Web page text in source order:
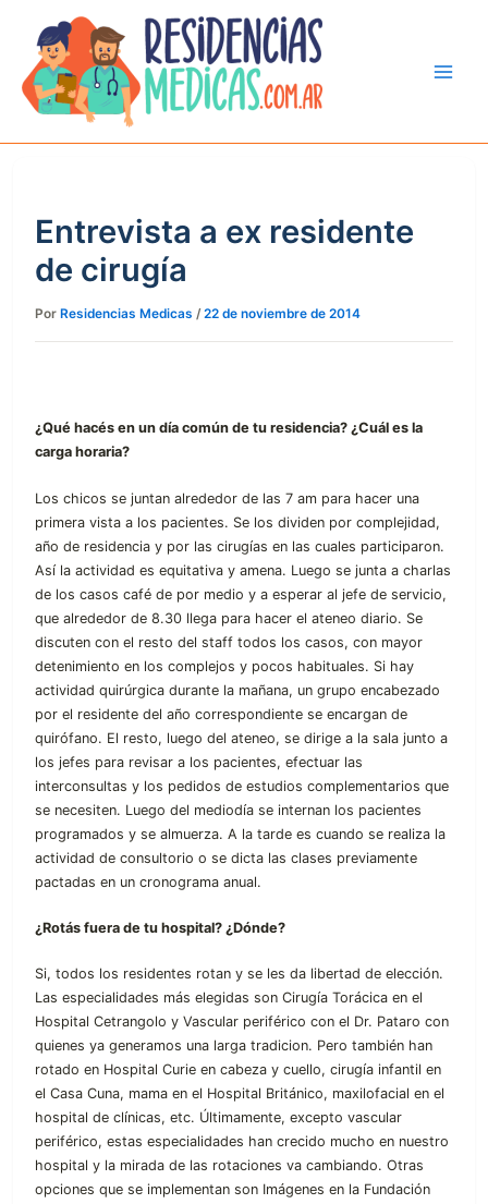
contenido
Entrevista a ex residente
de cirugía
Por Residencias Medicas /22 de noviembre de 2014
¿Qué hacés en un día común de tu residencia? ¿Cuál es la
carga horaria?
Los chicos se juntan alrededor de las 7 am para hacer una
primera vista a los pacientes. Se los dividen por complejidad,
año de residencia y por las cirugías en las cuales participaron.
Así la actividad es equitativa y amena. Luego se junta a charlas
de los casos café de por medio y a esperar al jefe de servicio,
que alrededor de 8.30 llega para hacer el ateneo diario. Se
discuten con el resto del staff todos los casos, con mayor
detenimiento en los complejos y pocos habituales. Si hay
actividad quirúrgica durante la mañana, un grupo encabezado
por el residente del año correspondiente se encargan de
quirófano. El resto, luego del ateneo, se dirige a la sala junto a
los jefes para revisar a los pacientes, efectuar las
interconsultas y los pedidos de estudios complementarios que
se necesiten. Luego del mediodía se internan los pacientes
programados y se almuerza. A la tarde es cuando se realiza la
actividad de consultorio o se dicta las clases previamente
pactadas en un cronograma anual.
¿Rotás fuera de tu hospital? ¿Dónde?
Si, todos los residentes rotan y se les da libertad de elección.
Las especialidades más elegidas son Cirugía Torácica en el
Hospital Cetrangolo y Vascular periférico con el Dr. Pataro con
quienes ya generamos una larga tradicion. Pero también han
rotado en Hospital Curie en cabeza y cuello, cirugía infantil en
el Casa Cuna, mama en el Hospital Británico, maxilofacial en el
hospital de clínicas, etc. Últimamente, excepto vascular
periférico, estas especialidades han crecido mucho en nuestro
hospital y la mirada de las rotaciones va cambiando. Otras
opciones que se implementan son Imágenes en la Fundación